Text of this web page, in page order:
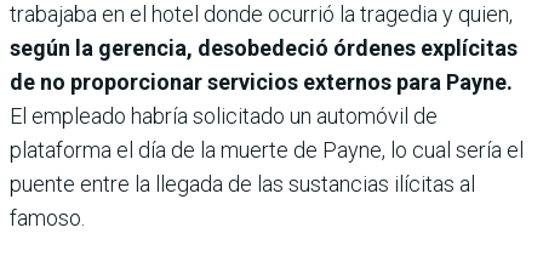
trabajaba en el hotel donde ocurrió la tragedia y quien,
según la gerencia, desobedeció órdenes explícitas
de no proporcionar servicios externos para Payne.
El empleado habría solicitado un automóvil de
plataforma el día de la muerte de Payne, lo cual sería el
puente entre la llegada de las sustancias ilícitas al
famoso.